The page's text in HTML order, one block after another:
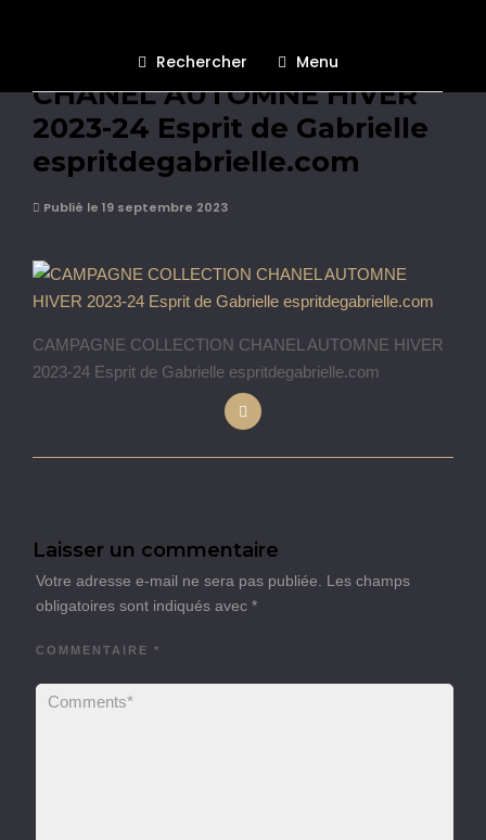
Rechercher Menu
CAMPAGNE COLLECTION
CHANEL AUTOMNE HIVER
2023-24 Esprit de Gabrielle
espritdegabrielle.com
Publié le 19 septembre 2023
CAMPAGNE COLLECTION CHANEL AUTOMNE HIVER
2023-24 Esprit de Gabrielle espritdegabrielle.com
Laisser un commentaire
Votre adresse e-mail ne sera pas publiée.
Les champs
obligatoires sont indiqués avec *
COMMENTAIRE *